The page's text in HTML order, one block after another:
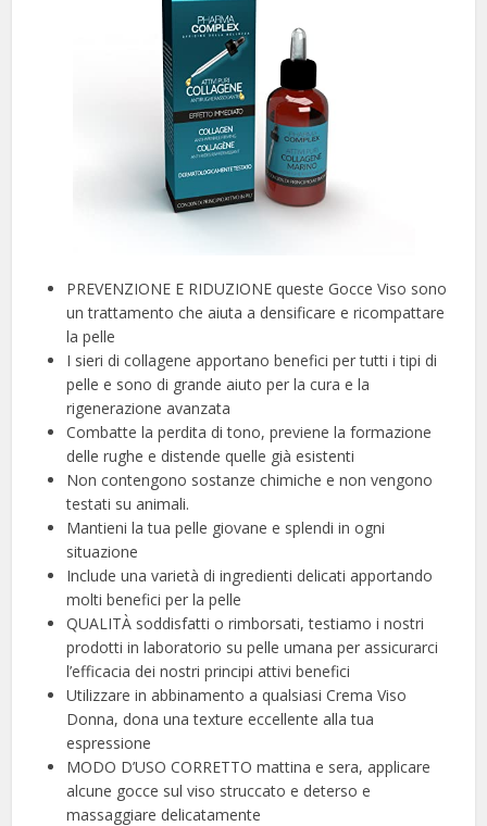
PREVENZIONE E RIDUZIONE queste Gocce Viso sono
un trattamento che aiuta a densificare e ricompattare
la pelle
I sieri di collagene apportano benefici per tutti i tipi di
pelle e sono di grande aiuto per la cura e la
rigenerazione avanzata
Combatte la perdita di tono, previene la formazione
delle rughe e distende quelle già esistenti
Non contengono sostanze chimiche e non vengono
testati su animali.
Mantieni la tua pelle giovane e splendi in ogni
situazione
Include una varietà di ingredienti delicati apportando
molti benefici per la pelle
QUALITÀ soddisfatti o rimborsati, testiamo i nostri
prodotti in laboratorio su pelle umana per assicurarci
l’efficacia dei nostri principi attivi benefici
Utilizzare in abbinamento a qualsiasi Crema Viso
Donna, dona una texture eccellente alla tua
espressione
MODO D’USO CORRETTO mattina e sera, applicare
alcune gocce sul viso struccato e deterso e
massaggiare delicatamente